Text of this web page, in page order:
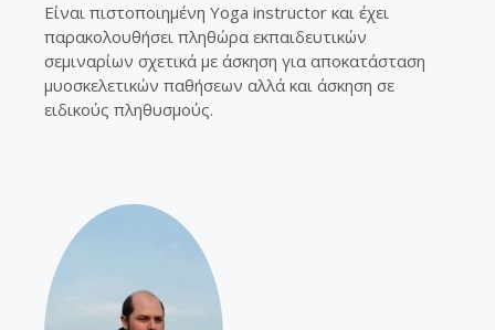
Είναι πιστοποιημένη Yoga instructor και έχει
παρακολουθήσει πληθώρα εκπαιδευτικών
σεμιναρίων σχετικά με άσκηση για αποκατάσταση
μυοσκελετικών παθήσεων αλλά και άσκηση σε
ειδικούς πληθυσμούς.